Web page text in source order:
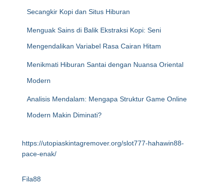
Secangkir Kopi dan Situs Hiburan
Menguak Sains di Balik Ekstraksi Kopi: Seni
Mengendalikan Variabel Rasa Cairan Hitam
Menikmati Hiburan Santai dengan Nuansa Oriental
Modern
Analisis Mendalam: Mengapa Struktur Game Online
Modern Makin Diminati?
https://utopiaskintagremover.org/slot777-hahawin88-
pace-enak/
Fila88